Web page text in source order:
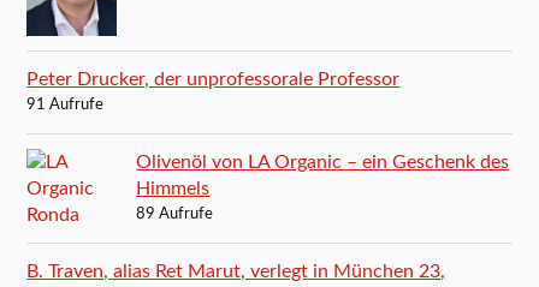
Peter Drucker, der unprofessorale Professor
91 Aufrufe
Olivenöl von LA Organic – ein Geschenk des
Himmels
89 Aufrufe
B. Traven, alias Ret Marut, verlegt in München 23,